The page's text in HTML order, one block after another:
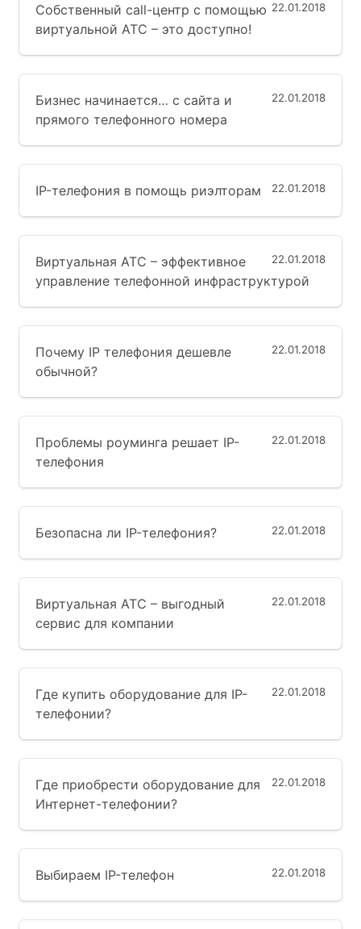
22.01.2018
Собственный call-центр с помощью
виртуальной АТС – это доступно!
22.01.2018
Бизнес начинается… с сайта и
прямого телефонного номера
22.01.2018
IP-телефония в помощь риэлторам
22.01.2018
Виртуальная АТС – эффективное
управление телефонной инфраструктурой
22.01.2018
Почему IP телефония дешевле
обычной?
22.01.2018
Проблемы роуминга решает IP-
телефония
22.01.2018
Безопасна ли IP-телефония?
22.01.2018
Виртуальная АТС – выгодный
сервис для компании
22.01.2018
Где купить оборудование для IP-
телефонии?
22.01.2018
Где приобрести оборудование для
Интернет-телефонии?
22.01.2018
Выбираем IP-телефон